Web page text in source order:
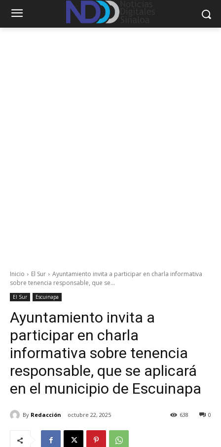
Inicio El Sur
Ayuntamiento invita a participar en charla informativa
sobre tenencia responsable, que se...
El Sur Escuinapa
Ayuntamiento invita a
participar en charla
informativa sobre tenencia
responsable, que se aplicará
en el municipio de Escuinapa
By Redacción octubre 22, 2025 0
638